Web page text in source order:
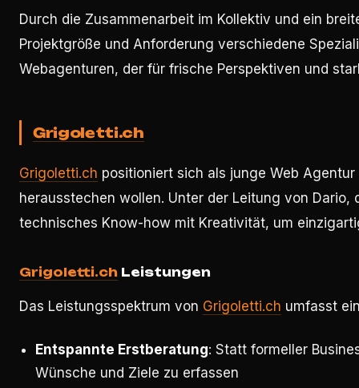
Durch die Zusammenarbeit im Kollektiv und ein
Projektgröße und Anforderung verschiedene
Webagenturen, der für frische Perspektiven und
Grigoletti.ch
Grigoletti.ch positioniert sich als junge Web
herausstechen wollen. Unter der Leitung von
technisches Know-how mit Kreativität, um
Grigoletti.ch Leistungen
Das Leistungsspektrum von Grigoletti.ch umfasst
Entspannte Erstberatung: Statt formeller
Wünsche und Ziele zu erfassen